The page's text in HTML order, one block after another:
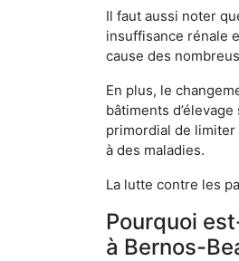
Il faut aussi noter
insuffisance rénale
cause des
En plus, le
bâtiments
primordial de
à des maladies.
La lutte contre les
Pourquoi
à Bernos-